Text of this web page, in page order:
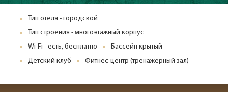
Тип отеля - городской
Тип строения - многоэтажный корпус
Wi-Fi - есть, бесплатно
Бассейн крытый
Детский клуб
Фитнес-центр (тренажерный зал)